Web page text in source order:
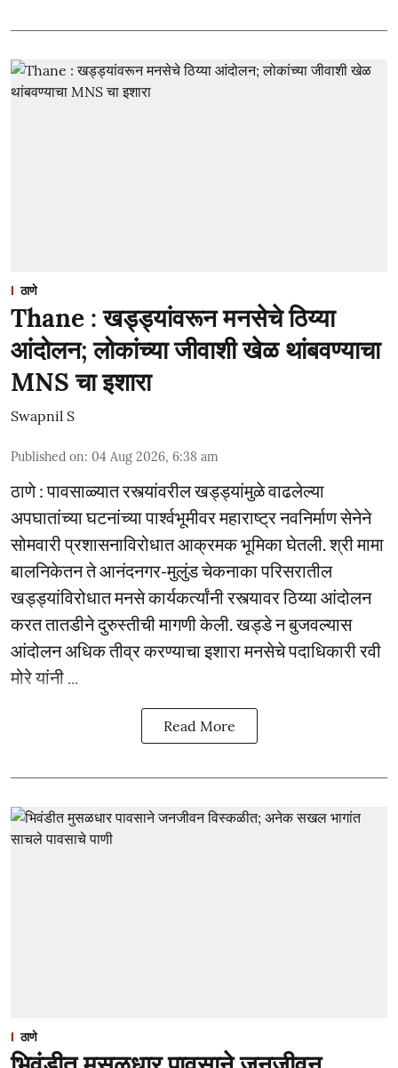
ठाणे
Thane : खड्ड्यांवरून मनसेचे ठिय्या
आंदोलन; लोकांच्या जीवाशी खेळ थांबवण्याचा
MNS चा इशारा
Swapnil S
Published on: 04 Aug 2026, 6:38 am
ठाणे : पावसाळ्यात रस्त्यांवरील खड्ड्यांमुळे वाढलेल्या
अपघातांच्या घटनांच्या पार्श्वभूमीवर महाराष्ट्र नवनिर्माण सेनेने
सोमवारी प्रशासनाविरोधात आक्रमक भूमिका घेतली. श्री मामा
बालनिकेतन ते आनंदनगर-मुलुंड चेकनाका परिसरातील
खड्ड्यांविरोधात मनसे कार्यकर्त्यांनी रस्त्यावर ठिय्या आंदोलन
करत तातडीने दुरुस्तीची मागणी केली. खड्डे न बुजवल्यास
आंदोलन अधिक तीव्र करण्याचा इशारा मनसेचे पदाधिकारी रवी
मोरे यांनी ...
Read More
ठाणे